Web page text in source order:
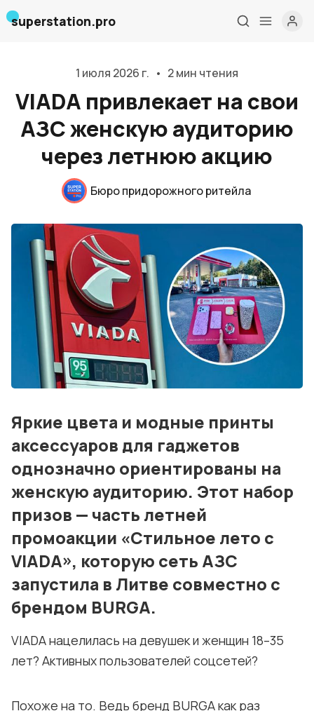
Главная
О нас
Дизайн и проектирование
Консалтинг и обучение
Блог
События
Контакты
Мнения
Видео
Подписка
Условия использования материалов
Политика конфиденциальности и cookie
superstation.pro
1 июля 2026 г. • 2 мин чтения
VIADA привлекает на свои
АЗС женскую аудиторию
через летнюю акцию
Бюро придорожного ритейла
Яркие цвета и модные принты
аксессуаров для гаджетов
однозначно ориентированы на
женскую аудиторию. Этот набор
призов — часть летней
промоакции «Стильное лето с
VIADA», которую сеть АЗС
запустила в Литве совместно с
брендом BURGA.
VIADA нацелилась на девушек и женщин 18–35
лет? Активных пользователей соцсетей?
Похоже на то. Ведь бренд BURGA как раз